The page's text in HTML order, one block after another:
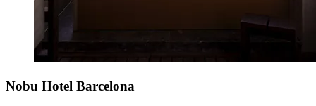
Nobu Hotel Barcelona